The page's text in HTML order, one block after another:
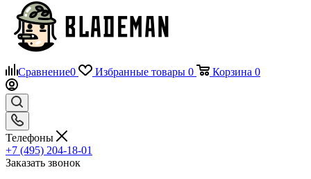
Сравнение0 Избранные товары 0 Корзина 0
Телефоны
+7 (495) 204-18-01
Заказать звонок